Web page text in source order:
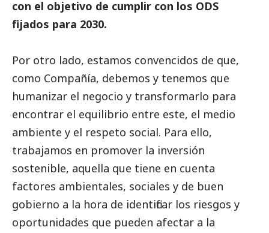
con el objetivo de cumplir con los ODS
fijados para 2030.
Por otro lado, estamos convencidos de que,
como Compañía, debemos y tenemos que
humanizar el negocio y transformarlo para
encontrar el equilibrio entre este, el medio
ambiente y el respeto social. Para ello,
trabajamos en promover la inversión
sostenible, aquella que tiene en cuenta
factores ambientales, sociales y de buen
gobierno a la hora de identificar los riesgos y
oportunidades que pueden afectar a la